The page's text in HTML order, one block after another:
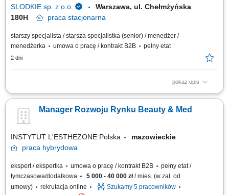
SLODKIE sp. z o.o.
Warszawa, ul. Chełmżyńska
180H
praca stacjonarna
starszy specjalista / starsza specjalistka (senior) / menedżer /
menedżerka
umowa o pracę / kontrakt B2B pełny etat
2 dni
pokaż opis
Jak wygląda Twój dzień? Prowadzenie rozmów handlowych:
klientów; Wyszukiwanie nowych szans sprzedażowych oraz inicjowanie
kontaktu z potencjalnymi partnerami na rynkach zagranicznych; Udział w
Manager Rozwoju Rynku Beauty & Med
INSTYTUT L'ESTHEZONE Polska
mazowieckie
praca hybrydowa
ekspert / ekspertka umowa o pracę / kontrakt B2B
pełny etat /
tymczasowa/dodatkowa
5 000 - 40 000 zł/ mies. (w zal. od
umowy)
rekrutacja online
Szukamy 5 pracowników